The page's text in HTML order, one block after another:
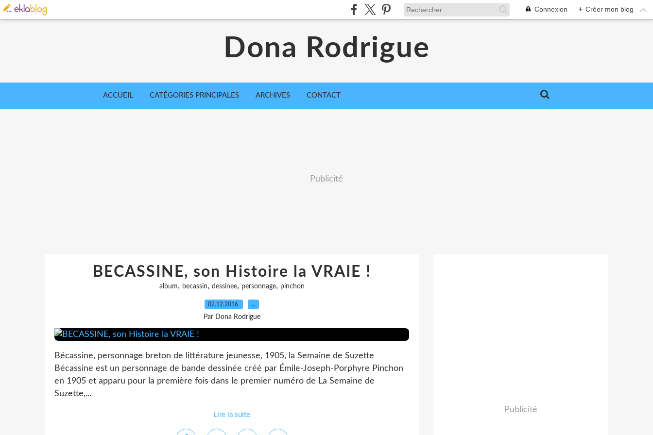
Connexion + Créer mon blog
Dona Rodrigue
ACCUEIL CATÉGORIES PRINCIPALES ARCHIVES CONTACT
Publicité
BECASSINE, son Histoire la VRAIE !
album, becassin, dessinee, personnage, pinchon
02.12.2016 …
Par Dona Rodrigue
Bécassine, personnage breton de littérature jeunesse, 1905, la Semaine de Suzette
Bécassine est un personnage de bande dessinée créé par Émile-Joseph-Porphyre Pinchon
en 1905 et apparu pour la première fois dans le premier numéro de La Semaine de
Suzette,...
Lire la suite
Publicité